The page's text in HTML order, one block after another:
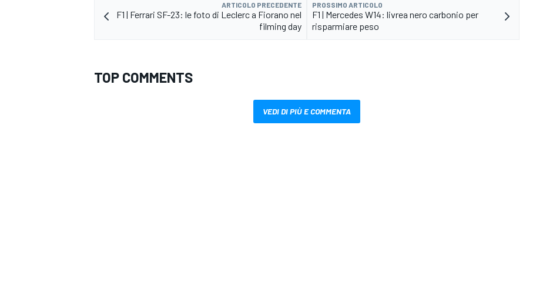
ARTICOLO PRECEDENTE
F1 | Ferrari SF-23: le foto di Leclerc a Fiorano nel
filming day
PROSSIMO ARTICOLO
F1 | Mercedes W14: livrea nero carbonio per
risparmiare peso
TOP COMMENTS
VEDI DI PIÙ E COMMENTA